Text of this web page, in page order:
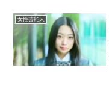
女性芸能人